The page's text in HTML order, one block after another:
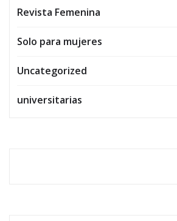
Revista Femenina
Solo para mujeres
Uncategorized
universitarias